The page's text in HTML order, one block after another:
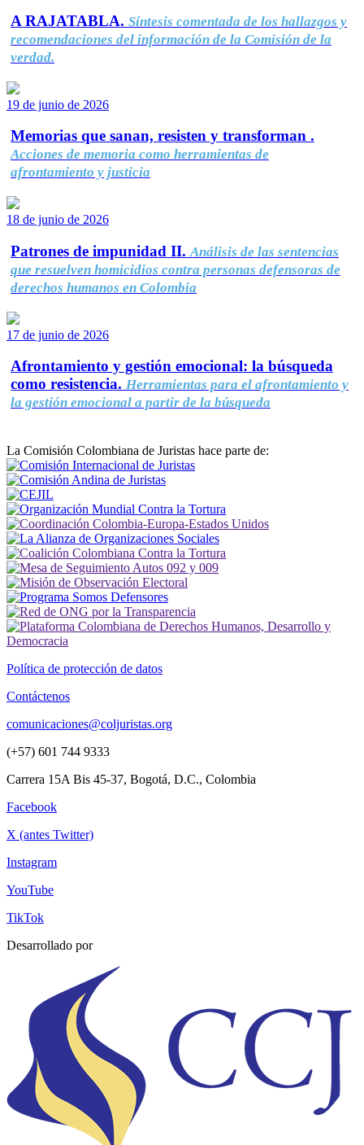
A RAJATABLA. Síntesis comentada de los hallazgos y
recomendaciones del información de la Comisión de la
verdad.
19 de junio de 2026
Memorias que sanan, resisten y transforman .
Acciones de memoria como herramientas de
afrontamiento y justicia
18 de junio de 2026
Patrones de impunidad II. Análisis de las sentencias
que resuelven homicidios contra personas defensoras de
derechos humanos en Colombia
17 de junio de 2026
Afrontamiento y gestión emocional: la búsqueda
como resistencia. Herramientas para el afrontamiento y
la gestión emocional a partir de la búsqueda
La Comisión Colombiana de Juristas hace parte de:
Política de protección de datos
Contáctenos
comunicaciones@coljuristas.org
(+57) 601 744 9333
Carrera 15A Bis 45-37, Bogotá, D.C., Colombia
Facebook
X (antes Twitter)
Instagram
YouTube
TikTok
Desarrollado por